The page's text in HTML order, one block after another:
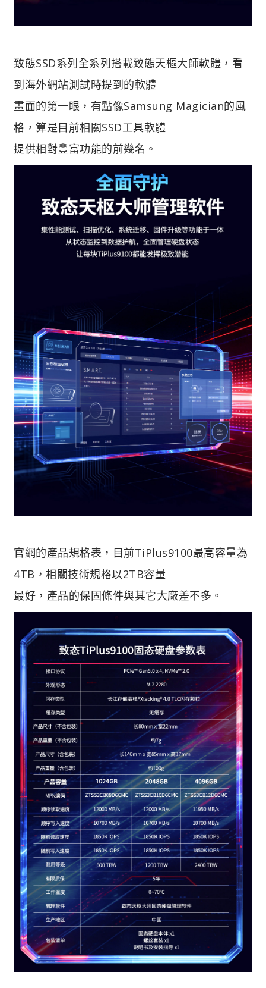
致態SSD系列全系列搭載致態天樞大師軟體，看
到海外網站測試時提到的軟體
畫面的第一眼，有點像Samsung Magician的風
格，算是目前相關SSD工具軟體
提供相對豐富功能的前幾名。
官網的產品規格表，目前TiPlus9100最高容量為
4TB，相關技術規格以2TB容量
最好，產品的保固條件與其它大廠差不多。